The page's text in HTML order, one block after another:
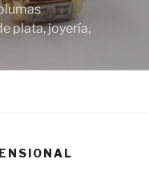
plata, joyería,